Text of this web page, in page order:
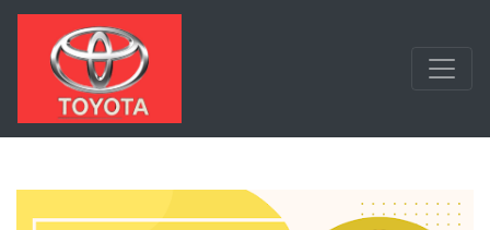
Langsung ke konten utama